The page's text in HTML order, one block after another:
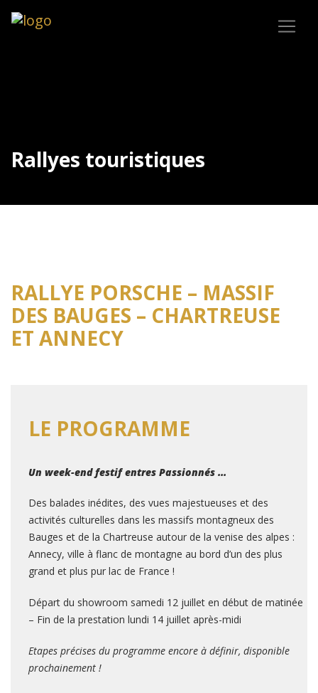
Rallyes touristiques
RALLYE PORSCHE – MASSIF
DES BAUGES – CHARTREUSE
ET ANNECY
LE PROGRAMME
Un week-end festif entres Passionnés …
Des balades inédites, des vues majestueuses et des
activités culturelles dans les massifs montagneux des
Bauges et de la Chartreuse autour de la venise des alpes :
Annecy, ville à flanc de montagne au bord d’un des plus
grand et plus pur lac de France !
Départ du showroom samedi 12 juillet en début de matinée
– Fin de la prestation lundi 14 juillet après-midi
Etapes précises du programme encore à définir, disponible
prochainement !